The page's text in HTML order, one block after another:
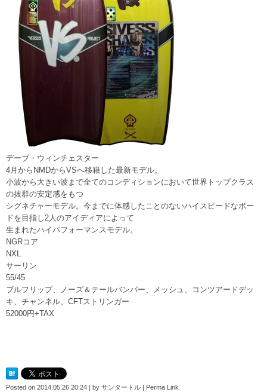
デーブ・ウィンチェスター
4月からNMDからVSへ移籍した最新モデル。
小波から大きい波まで全てのコンディションにおいて世界トップクラス
の抜群の安定感をもつ
シグネチャーモデル。今までに体感したことのないハイスピードなボー
ドを目指し2人のアイディアによって
生まれたハイパフォーマンスモデル。
NGRコア
NXL
サーリン
55/45
ブルフリップ、ノーズ＆テールバンパー、メッシュ、コンツアードデッ
キ、チャンネル、CFTストリンガー
52000円+TAX
Posted on 2014.05.26 20:24 by サンタートル Perma Link